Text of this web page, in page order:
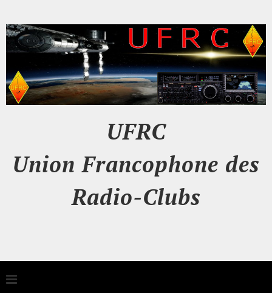
UFRC
Union Francophone des
Radio-Clubs